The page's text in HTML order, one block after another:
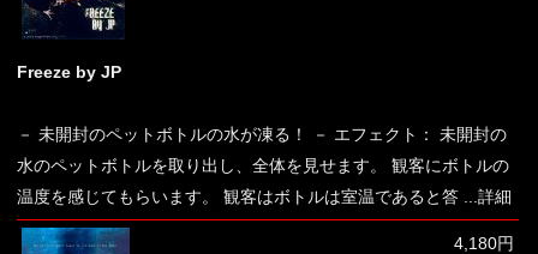
Freeze by JP
－ 未開封のペットボトルの水が凍る！ － エフェクト： 未開封の
水のペットボトルを取り出し、全体を見せます。 観客にボトルの
温度を感じてもらいます。 観客はボトルは室温であると答 ...詳細
4,180円